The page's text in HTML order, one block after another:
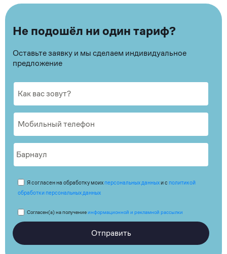
Не подошёл ни один тариф?
Оставьте заявку и мы сделаем индивидуальное
предложение
Я согласен на обработку моих персональных данныхи с политикой
обработки персональных данных
Согласен(а) на получениеинформационной и рекламной рассылки
Отправить